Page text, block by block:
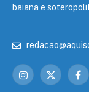
baiana e
Instagram
X